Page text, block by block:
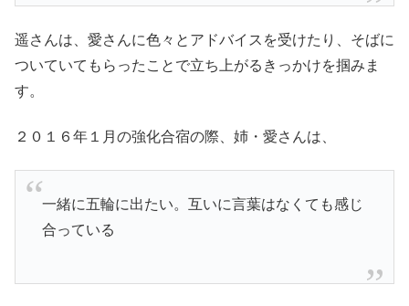
遥さんは、愛さんに色々とアドバイスを受けたり、そばに
ついていてもらったことで立ち上がるきっかけを掴みま
す。
２０１６年１月の強化合宿の際、姉・愛さんは、
一緒に五輪に出たい。互いに言葉はなくても感じ
合っている